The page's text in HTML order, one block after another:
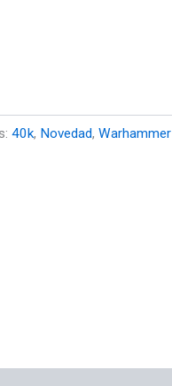
40k, Novedad, Warhammer